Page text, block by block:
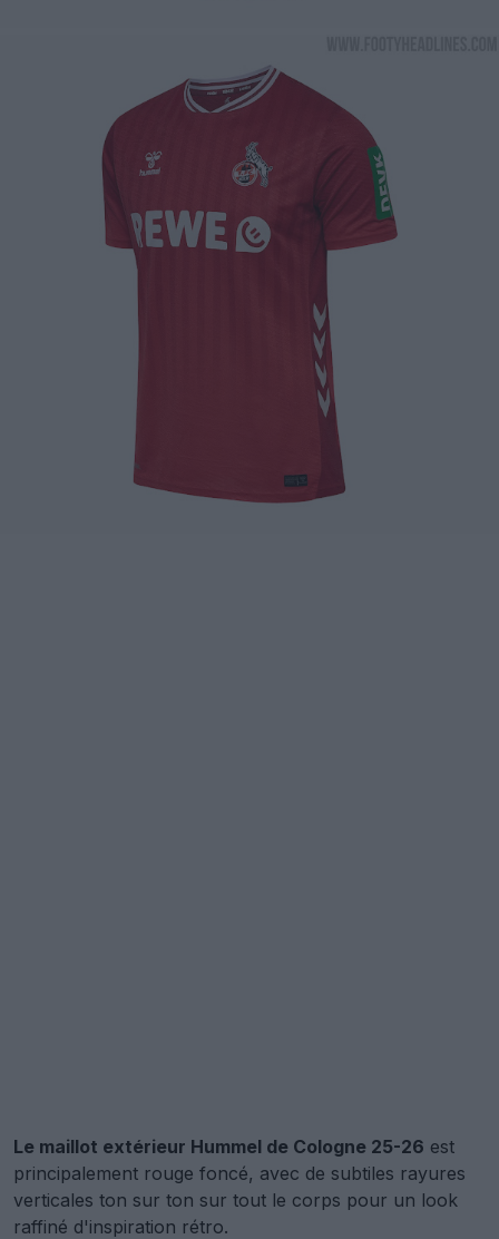
Le maillot extérieur Hummel de Cologne 25-26 est
principalement rouge foncé, avec de subtiles rayures
verticales ton sur ton sur tout le corps pour un look
raffiné d'inspiration rétro.